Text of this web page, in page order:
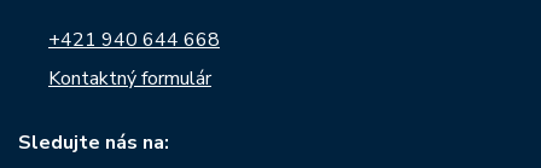
+421 940 644 668
Kontaktný formulár
Sledujte nás na: